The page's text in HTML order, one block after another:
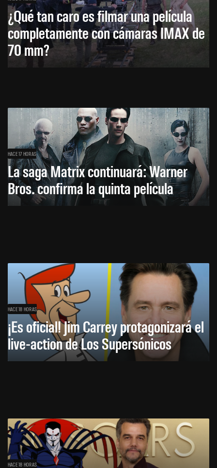
¿Qué tan caro es filmar una película
completamente con cámaras IMAX de
70 mm?
HACE 17 HORAS
La saga Matrix continuará: Warner
Bros. confirma la quinta película
HACE 18 HORAS
¡Es oficial! Jim Carrey protagonizará el
live-action de Los Supersónicos
HACE 18 HORAS